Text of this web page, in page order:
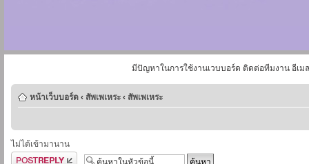
มีปัญหาในการใช้งานเวบบอร์ด ติดต่อทีมงาน อีเม
หน้าเว็บบอร์ด ‹ สัพเพเหระ ‹ สัพเพเหระ
ไม่ได้เข้ามานาน
ตอบกระทู้